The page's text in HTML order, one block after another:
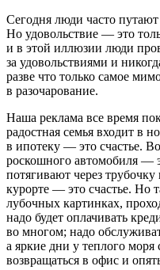
Сегодня люди часто путают
Но удовольствие — это
и в этой иллюзии люди
за удовольствиями и
разве что только самое
в разочарование.
Наша реклама все время
радостная семья входит в
в ипотеку — это счастье.
роскошного автомобиля —
потягивают через
курорте — это счастье. Но
лубочных картинках,
надо будет оплачивать
во многом; надо
а яркие дни у теплого
возвращаться в офис и